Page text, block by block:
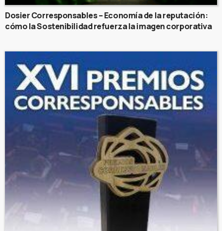
Dosier Corresponsables – Economía de la reputación:
cómo la Sostenibilidad refuerza la imagen corporativa